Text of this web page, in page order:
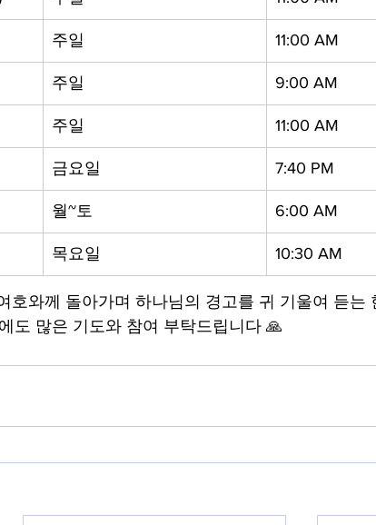
주일 11:00 AM
주일 9:00 AM
주일 11:00 AM
금요일 7:40 PM
월~토 6:00 AM
목요일 10:30 AM
호와께 돌아가며 하나님의 경고를 귀 기울여 듣는
도 많은 기도와 참여 부탁드립니다 🙏